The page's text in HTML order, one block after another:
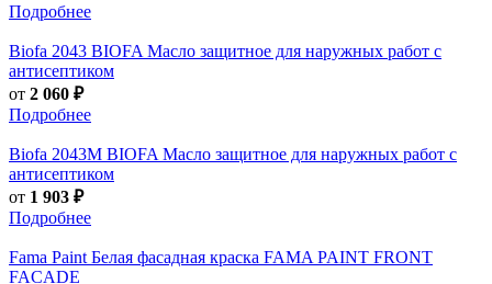
Подробнее
Biofa 2043 BIOFA Масло защитное для наружных работ с
антисептиком
от 2 060 ₽
Подробнее
Biofa 2043M BIOFA Масло защитное для наружных работ с
антисептиком
от 1 903 ₽
Подробнее
Fama Paint Белая фасадная краска FAMA PAINT FRONT
FACADE